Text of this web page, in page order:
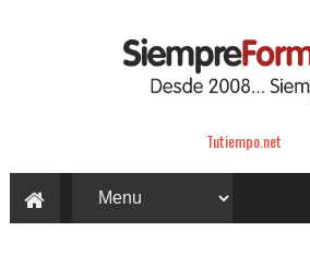
Tutiempo.net